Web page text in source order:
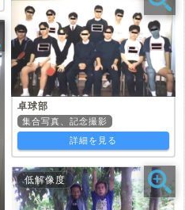
卓球部
集合写真、記念撮影
詳細を見る
低解像度